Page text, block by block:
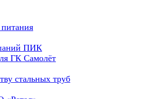
ПИК
ГК Самолёт
стальных труб